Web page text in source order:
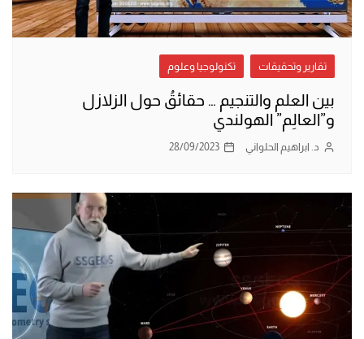
تقارير وتحقيقات تكنولوجيا وعلوم
بين العلم والتنجيم … حقائقُ حول الزلازل
و”العالِم” الهولندي
د. ابراهيم الحلواني 28/09/2023